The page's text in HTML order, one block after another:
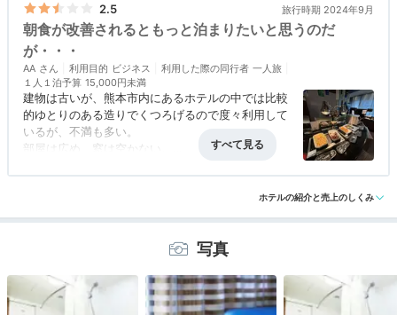
2.5 旅行時期 2024年9月
朝食が改善されるともっと泊まりたいと思うのだ
が・・・
AA 利用目的 ビジネス 利用した際の同行者 一人旅
１人１泊予算 15,000円未満
建物は古いが、熊本市内にあるホテルの中では比較
的ゆとりのある造りでくつろげるので度々利用して
いるが、不満も多い。
部屋は広め、窓は空かない。
デスクライトが置かれているが、部屋の暗さの改善
にはいまいち役立たない。
んとビニールでpackingされているが、開けるとと
以前はタオルも同様だったが、タオルは最近改善さ
アクセス 2.0 コスパ 2.0 客室 2.5 接客対応 4.0 風呂 2.0
ホテルの紹介と売上のしくみ
写真